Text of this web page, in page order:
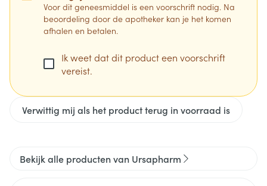
Voor dit geneesmiddel is een voorschrift nodig. Na
beoordeling door de apotheker kan je het komen
afhalen en betalen.
Ik weet dat dit product een voorschrift
vereist.
Verwittig mij als het product terug in voorraad is
Bekijk alle producten van Ursapharm